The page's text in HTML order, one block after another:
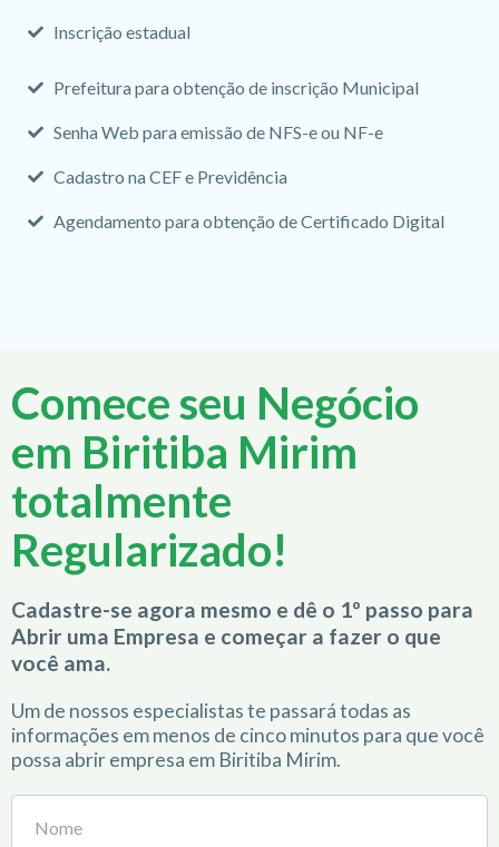
Inscrição estadual
Prefeitura para obtenção de inscrição Municipal
Senha Web para emissão de NFS-e ou NF-e
Cadastro na CEF e Previdência
Agendamento para obtenção de Certificado Digital
Comece seu Negócio
em Biritiba Mirim
totalmente
Regularizado!
Cadastre-se agora mesmo e dê o 1º passo para
Abrir uma Empresa e começar a fazer o que
você ama.
Um de nossos especialistas te passará todas as
informações em menos de cinco minutos para que você
possa abrir empresa em Biritiba Mirim.